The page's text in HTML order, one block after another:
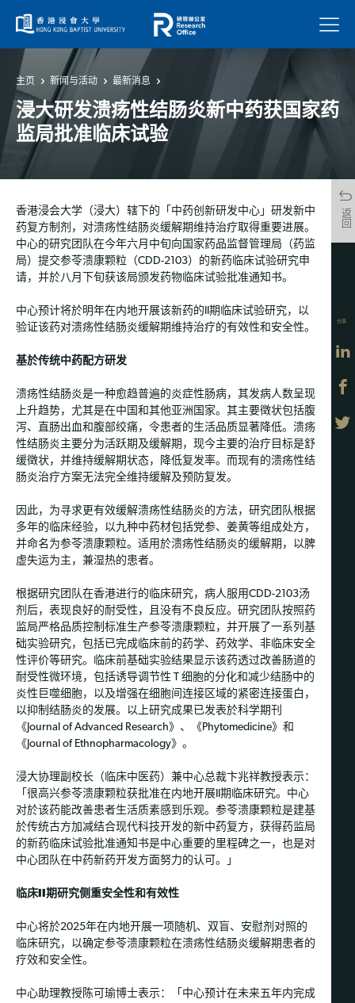
菜单
主页 新闻与活动 最新消息
浸大研发溃疡性结肠炎新中药获国家药
监局批准临床试验
返回
香港浸会大学（浸大）辖下的「中药创新研发中心」研发新中
药复方制剂，对溃疡性结肠炎缓解期维持治疗取得重要进展。
中心的研究团队在今年六月中旬向国家药品监督管理局（药监
局）提交参苓溃康颗粒（CDD-2103）的新药临床试验研究申
请，并於八月下旬获该局颁发药物临床试验批准通知书。
中心预计将於明年在内地开展该新药的II期临床试验研究，以
验证该药对溃疡性结肠炎缓解期维持治疗的有效性和安全性。
基於传统中药配方研发
溃疡性结肠炎是一种愈趋普遍的炎症性肠病，其发病人数呈现
上升趋势，尤其是在中国和其他亚洲国家。其主要徵状包括腹
泻、直肠出血和腹部绞痛，令患者的生活品质显著降低。溃疡
性结肠炎主要分为活跃期及缓解期，现今主要的治疗目标是舒
缓徵状，并维持缓解期状态，降低复发率。而现有的溃疡性结
肠炎治疗方案无法完全维持缓解及预防复发。
因此，为寻求更有效缓解溃疡性结肠炎的方法，研究团队根据
多年的临床经验，以九种中药材包括党参、姜黄等组成处方，
并命名为参苓溃康颗粒。适用於溃疡性结肠炎的缓解期，以脾
虚失运为主，兼湿热的患者。
根据研究团队在香港进行的临床研究，病人服用CDD-2103汤
剂后，表现良好的耐受性，且没有不良反应。研究团队按照药
监局严格品质控制标准生产参苓溃康颗粒，并开展了一系列基
础实验研究，包括已完成临床前的药学、药效学、非临床安全
性评价等研究。临床前基础实验结果显示该药透过改善肠道的
耐受性微环境，包括诱导调节性 T 细胞的分化和减少结肠中的
炎性巨噬细胞，以及增强在细胞间连接区域的紧密连接蛋白，
以抑制结肠炎的发展。以上研究成果已发表於科学期刊
《Journal of Advanced Research》、《Phytomedicine》和
《Journal of Ethnopharmacology》。
浸大协理副校长（临床中医药）兼中心总裁卞兆祥教授表示：
「很高兴参苓溃康颗粒获批准在内地开展II期临床研究。中心
对於该药能改善患者生活质素感到乐观。参苓溃康颗粒是建基
於传统古方加减结合现代科技开发的新中药复方，获得药监局
的新药临床试验批准通知书是中心重要的里程碑之一，也是对
中心团队在中药新药开发方面努力的认可。」
临床II期研究侧重安全性和有效性
中心将於2025年在内地开展一项随机、双盲、安慰剂对照的
临床研究，以确定参苓溃康颗粒在溃疡性结肠炎缓解期患者的
疗效和安全性。
中心助理教授陈可瑜博士表示：「中心预计在未来五年内完成
分享